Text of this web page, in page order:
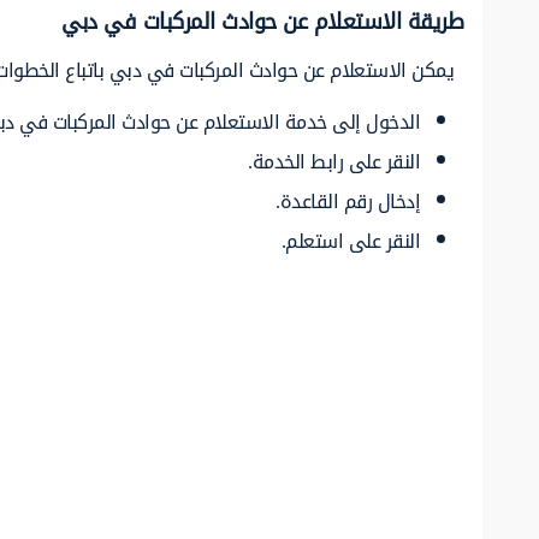
طريقة الاستعلام عن حوادث المركبات في دبي
يمكن الاستعلام عن حوادث المركبات في دبي باتباع الخطوات
الدخول إلى خدمة الاستعلام عن حوادث المركبات في
النقر على رابط الخدمة.
إدخال رقم القاعدة.
النقر على استعلم.